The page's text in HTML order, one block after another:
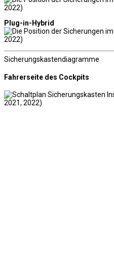
Plug-in-Hybrid
Sicherungskastendiagramme
Fahrerseite des Cockpits